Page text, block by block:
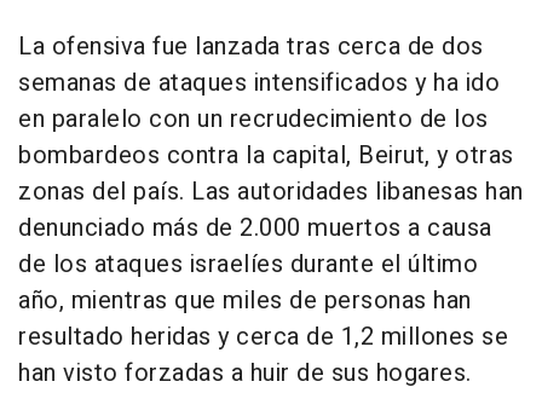
La ofensiva fue lanzada tras cerca de dos
semanas de ataques intensificados y ha ido
en paralelo con un recrudecimiento de los
bombardeos contra la capital, Beirut, y otras
zonas del país. Las autoridades libanesas han
denunciado más de 2.000 muertos a causa
de los ataques israelíes durante el último
año, mientras que miles de personas han
resultado heridas y cerca de 1,2 millones se
han visto forzadas a huir de sus hogares.